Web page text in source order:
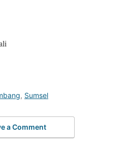
, Sumsel
a Comment